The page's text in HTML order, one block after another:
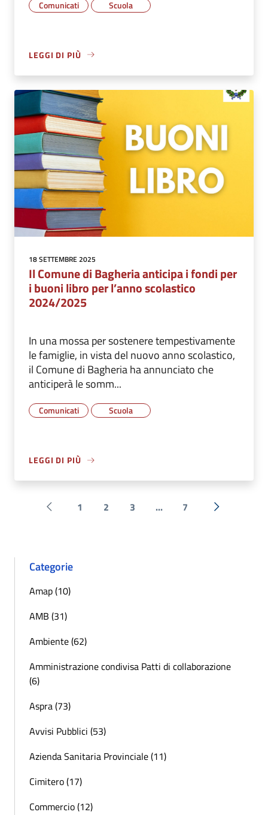
Comunicati Scuola
LEGGI DI PIÙ
18 SETTEMBRE 2025
Il Comune di Bagheria anticipa i fondi per
i buoni libro per l’anno scolastico
2024/2025
In una mossa per sostenere tempestivamente
le famiglie, in vista del nuovo anno scolastico,
il Comune di Bagheria ha annunciato che
anticiperà le somm...
Comunicati Scuola
LEGGI DI PIÙ
Pagina precedente
1 2 3 ... 7 Successiva
Categorie
Amap (10)
AMB (31)
Ambiente (62)
Amministrazione condivisa Patti di collaborazione
(6)
Aspra (73)
Avvisi Pubblici (53)
Azienda Sanitaria Provinciale (11)
Cimitero (17)
Commercio (12)